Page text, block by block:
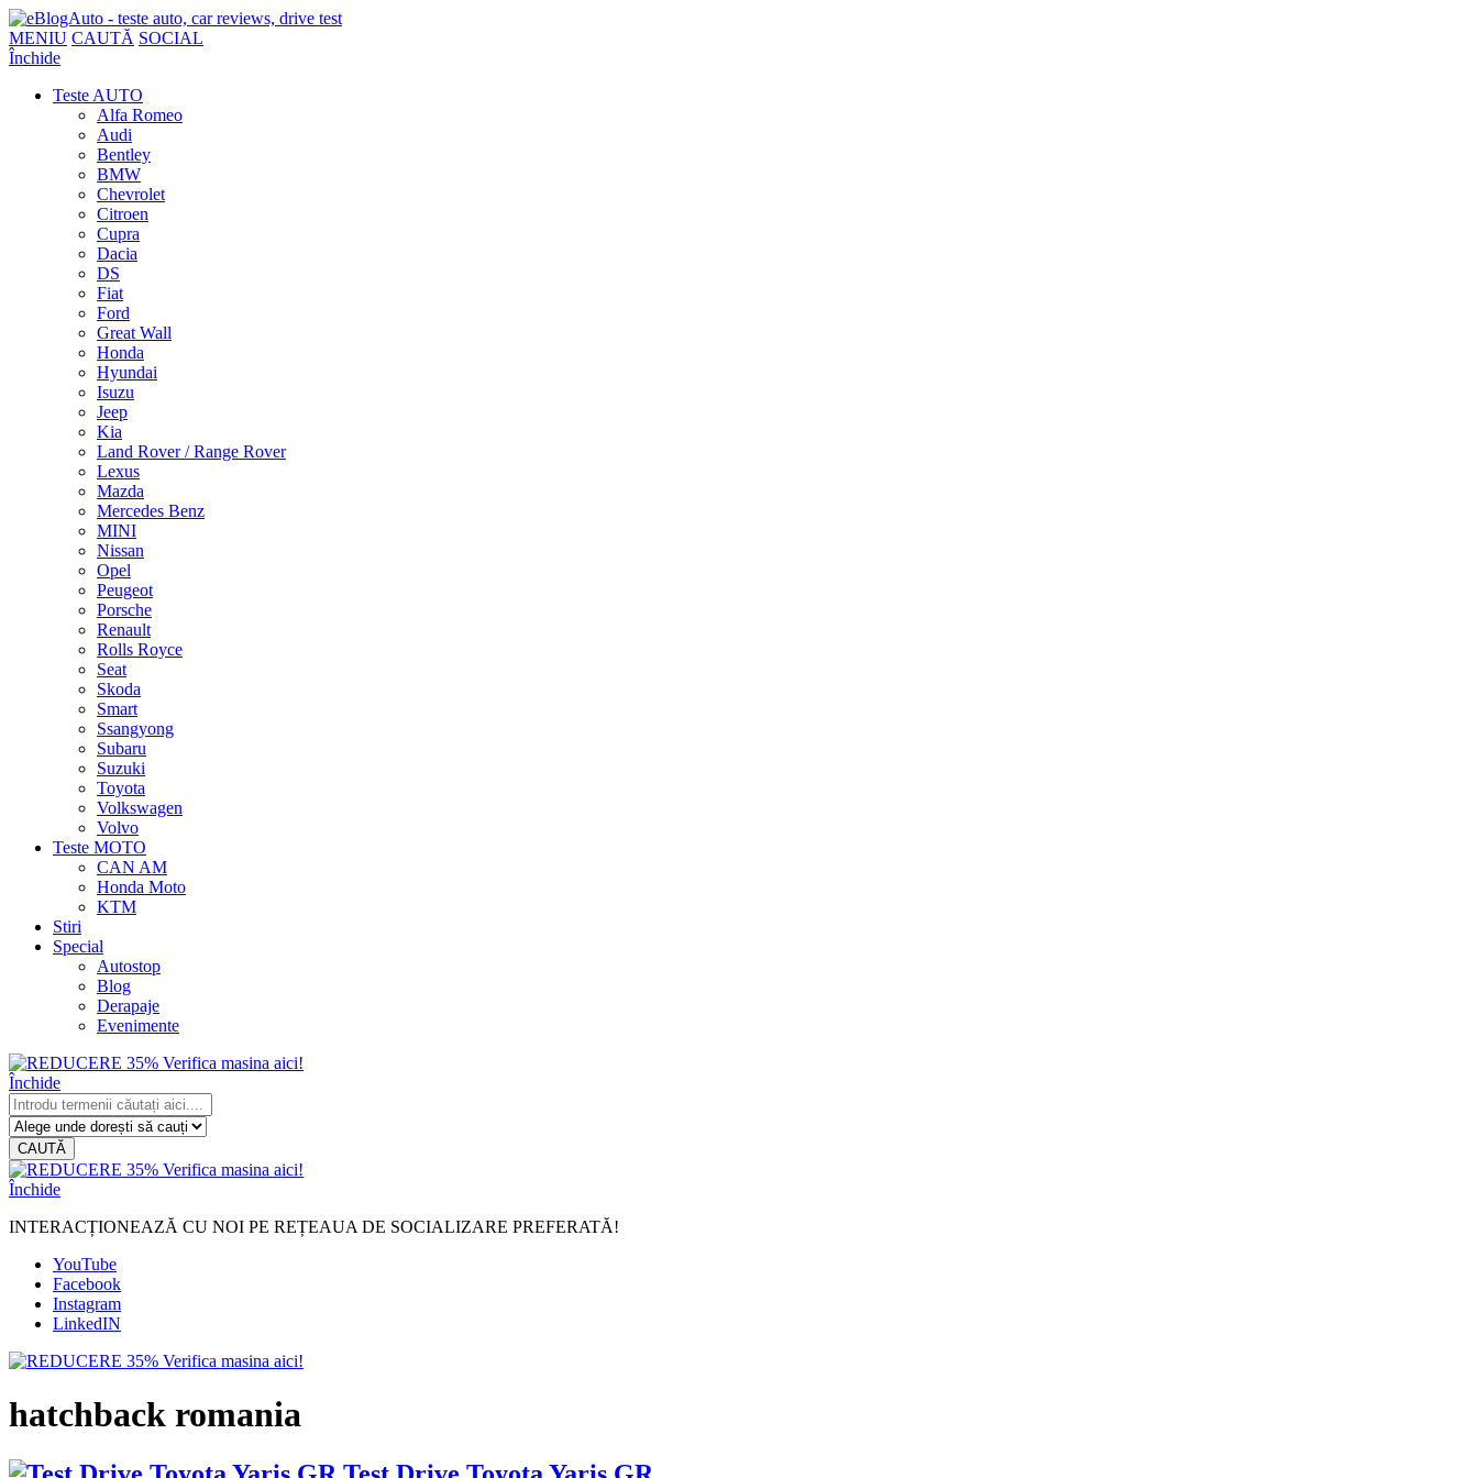
MENIU CAUTĂ SOCIAL
Închide
Teste AUTO
Alfa Romeo
Audi
Bentley
BMW
Chevrolet
Citroen
Cupra
Dacia
DS
Fiat
Ford
Great Wall
Honda
Hyundai
Isuzu
Jeep
Kia
Land Rover / Range Rover
Lexus
Mazda
Mercedes Benz
MINI
Nissan
Opel
Peugeot
Porsche
Renault
Rolls Royce
Seat
Skoda
Smart
Ssangyong
Subaru
Suzuki
Toyota
Volkswagen
Volvo
Teste MOTO
CAN AM
Honda Moto
KTM
Stiri
Special
Autostop
Blog
Derapaje
Evenimente
Închide
CAUTĂ
Închide
INTERACȚIONEAZĂ CU NOI PE REȚEAUA DE SOCIALIZARE PREFERATĂ!
YouTube
Facebook
Instagram
LinkedIN
hatchback romania